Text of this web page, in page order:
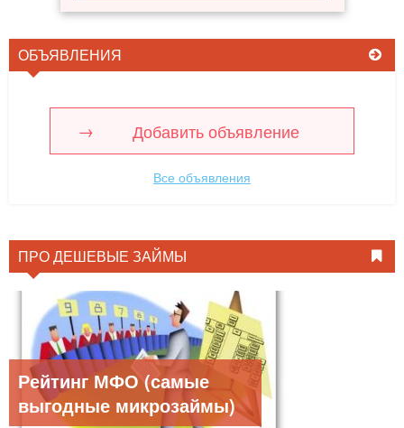
ОБЪЯВЛЕНИЯ
Добавить объявление
Все объявления
ПРО ДЕШЕВЫЕ ЗАЙМЫ
Рейтинг МФО (самые
выгодные микрозаймы)